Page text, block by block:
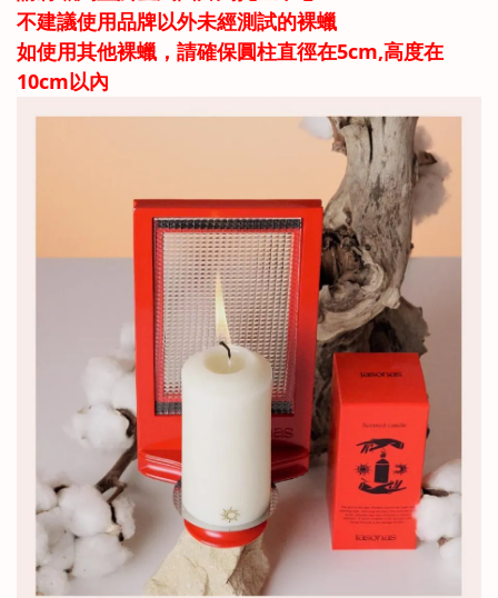
不建議使用品牌以外未經測試的裸蠟
如使用其他裸蠟，請確保圓柱直徑在5cm,高度在
10cm以內